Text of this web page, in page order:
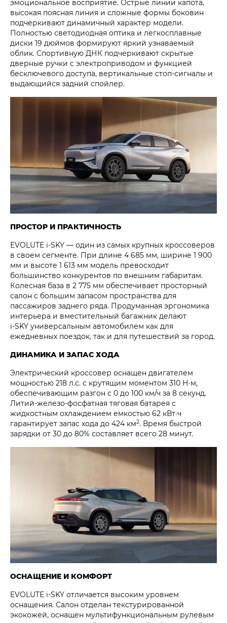
эмоциональное восприятие. Острые линии капота,
высокая поясная линия и сложные формы боковин
подчеркивают динамичный характер модели.
Полностью светодиодная оптика и легкосплавные
диски 19 дюймов формируют яркий узнаваемый
облик. Спортивную ДНК подчеркивают скрытые
дверные ручки с электроприводом и функцией
бесключевого доступа, вертикальные стоп-сигналы и
выдающийся задний спойлер.
ПРОСТОР И ПРАКТИЧНОСТЬ
EVOLUTE i‑SKY — один из самых крупных кроссоверов
в своем сегменте. При длине 4 685 мм, ширине 1 900
мм и высоте 1 613 мм модель превосходит
большинство конкурентов по внешним габаритам.
Колесная база в 2 775 мм обеспечивает просторный
салон с большим запасом пространства для
пассажиров заднего ряда. Продуманная эргономика
интерьера и вместительный багажник делают
i‑SKY универсальным автомобилем как для
ежедневных поездок, так и для путешествий за город.
ДИНАМИКА И ЗАПАС ХОДА
Электрический кроссовер оснащен двигателем
мощностью 218 л.с. с крутящим моментом 310 Н·м,
обеспечивающим разгон с 0 до 100 км/ч за 8 секунд.
Литий-железо-фосфатная тяговая батарея с
жидкостным охлаждением емкостью 62 кВт·ч
гарантирует запас хода до 424 км2. Время быстрой
зарядки от 30 до 80% составляет всего 28 минут.
ОСНАЩЕНИЕ И КОМФОРТ
EVOLUTE i‑SKY отличается высоким уровнем
оснащения. Салон отделан текстурированной
экокожей, оснащен мультифункциональным рулевым